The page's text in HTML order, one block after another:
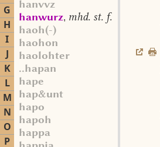
G
H
I
J
K
L
M
N
O
P
hanvvz
hanwurz, mhd. st. f.
haoh(-)
haohon
haolohter
..hapan
hape
hap&unt
hapo
hapoh
happa